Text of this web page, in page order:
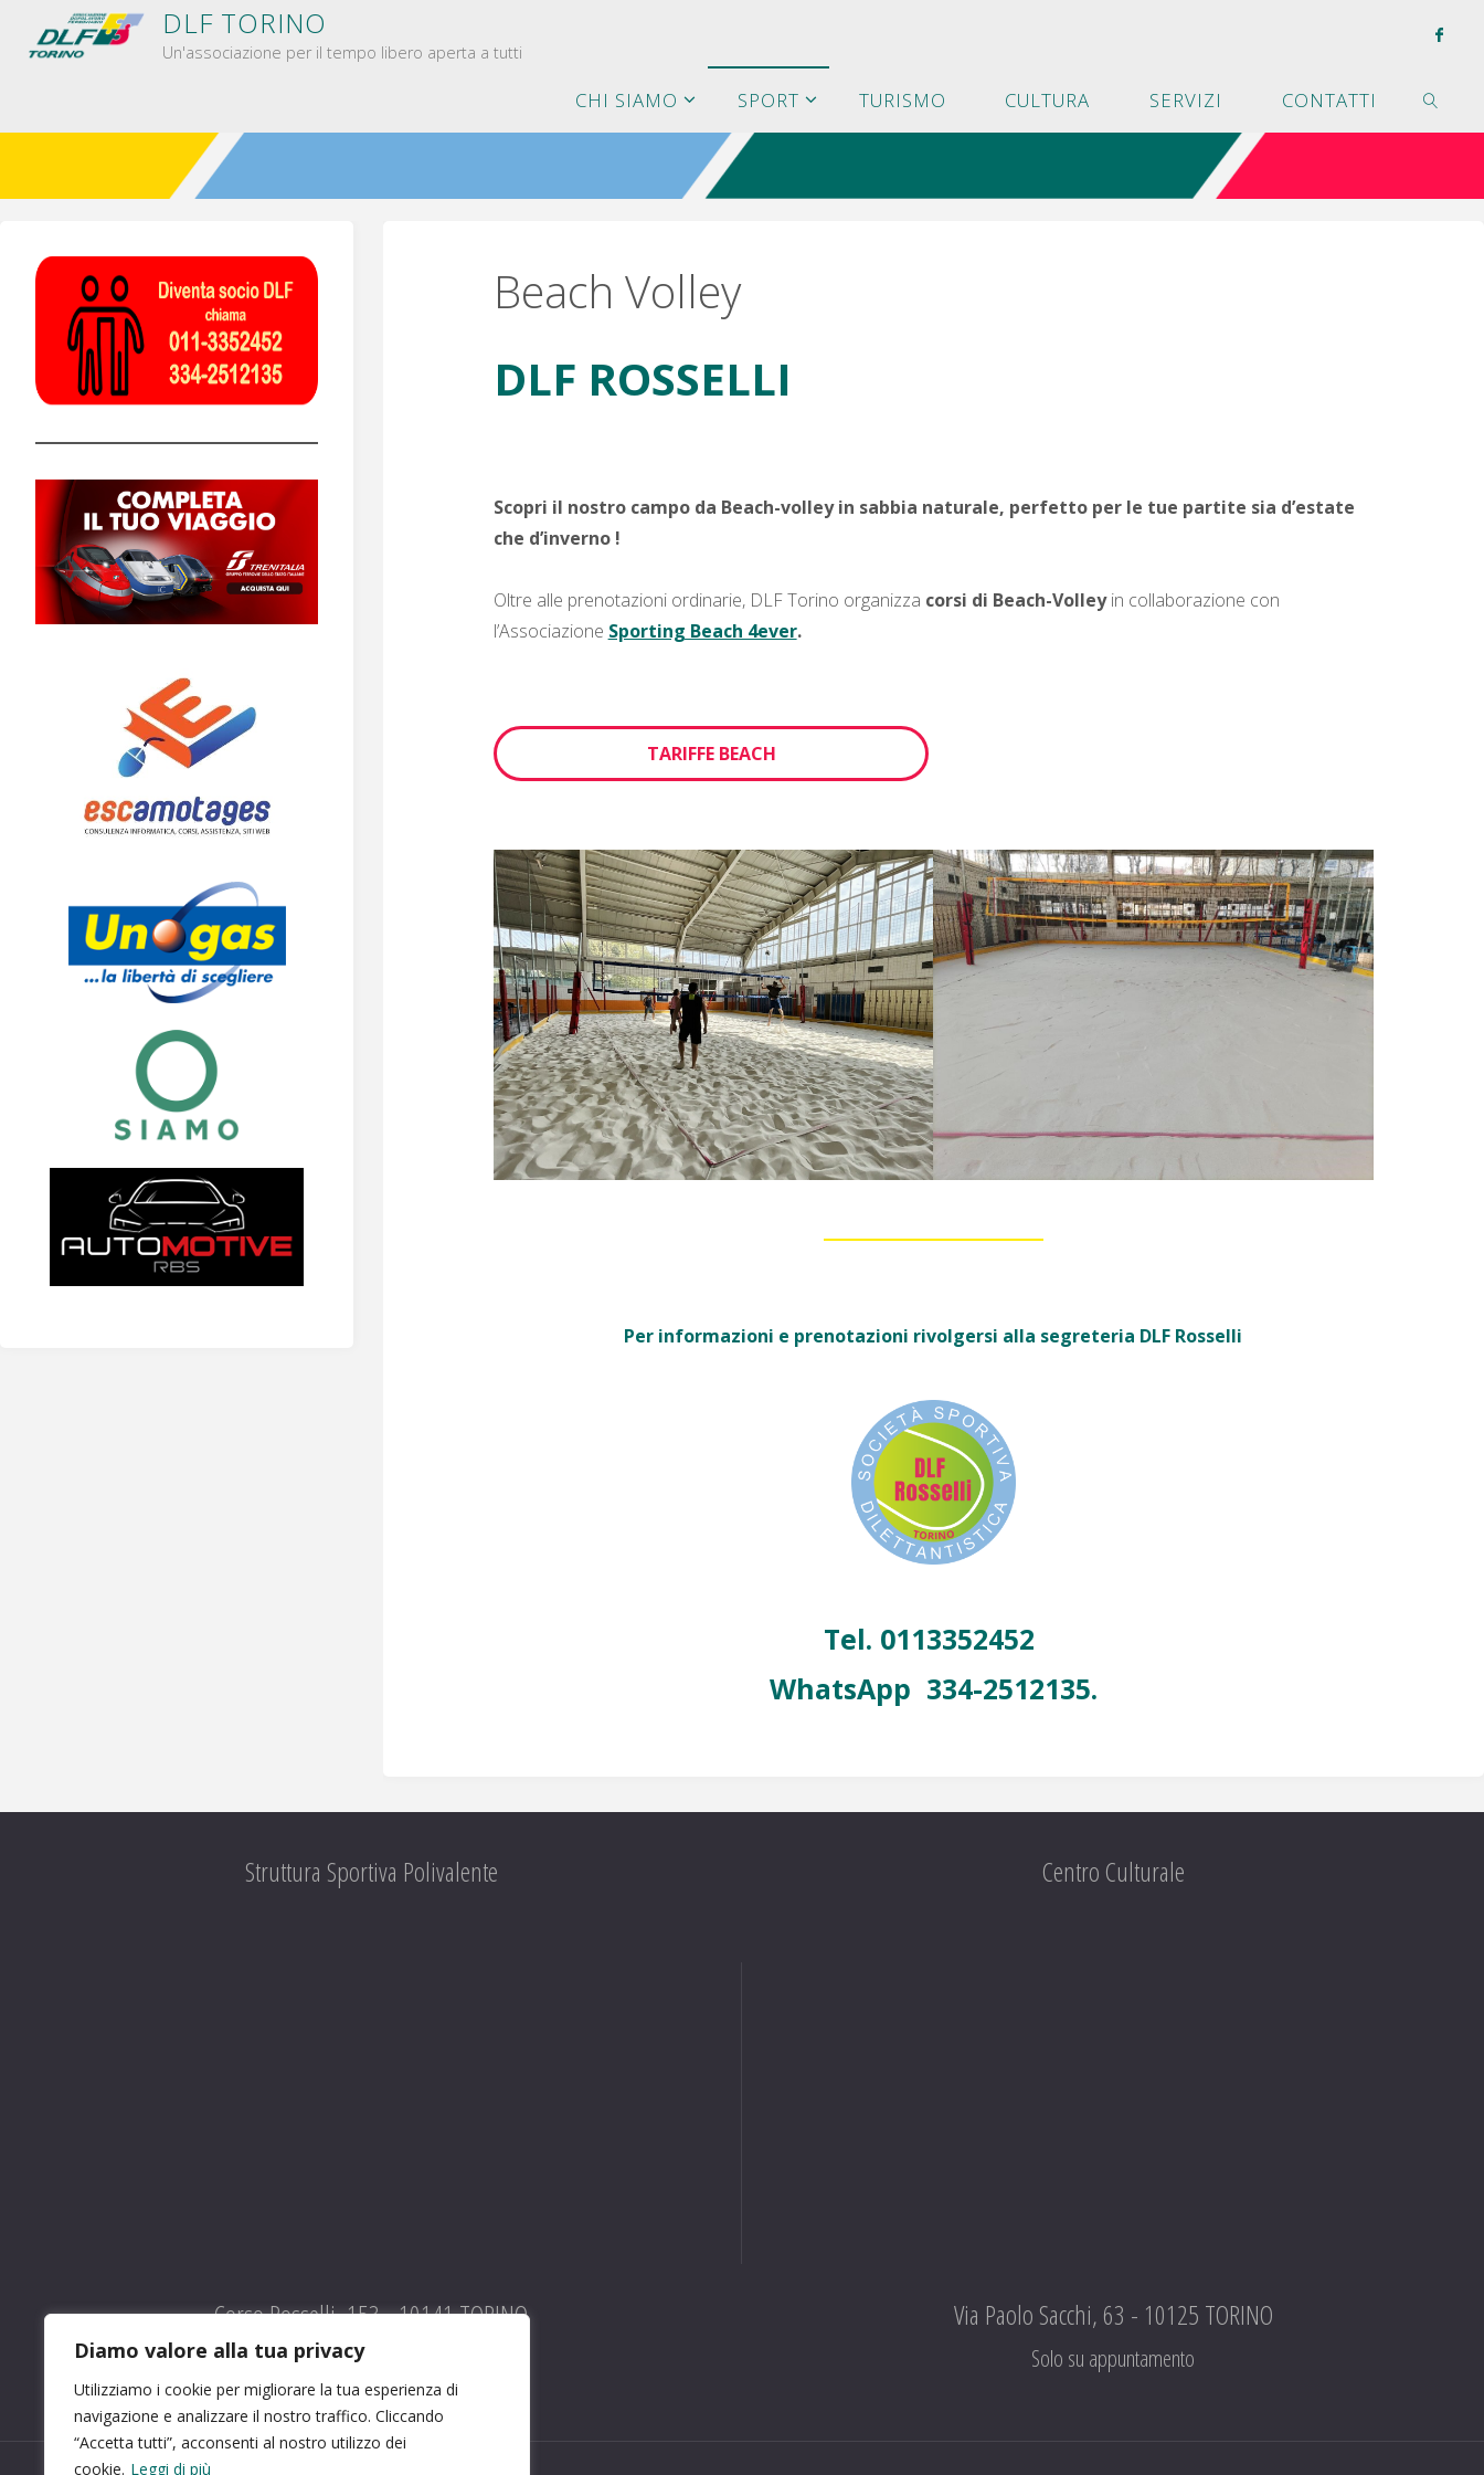
Diamo valore alla tua privacy
Utilizziamo i cookie per migliorare la tua esperienza di
navigazione e analizzare il nostro traffico. Cliccando
“Accetta tutti”, acconsenti al nostro utilizzo dei
cookie. Leggi di più
DLF TORINO
Un'associazione per il tempo libero aperta a tutti
CHI SIAMO SPORT TURISMO CULTURA SERVIZI CONTATTI
Beach Volley
DLF ROSSELLI
Scopri il nostro campo da Beach-volley in sabbia naturale, perfetto per le tue partite sia d’estate
che d’inverno !
Oltre alle prenotazioni ordinarie, DLF Torino organizza corsi di Beach-Volleyin collaborazione con
l’Associazione Sporting Beach 4ever.
TARIFFE BEACH
Per informazioni e prenotazioni rivolgersi alla segreteria DLF Rosselli
Tel. 0113352452
WhatsApp 334-2512135.
Struttura Sportiva Polivalente
Corso Rosselli, 153 - 10141 TORINO
Centro Culturale
Via Paolo Sacchi, 63 - 10125 TORINO
Solo su appuntamento